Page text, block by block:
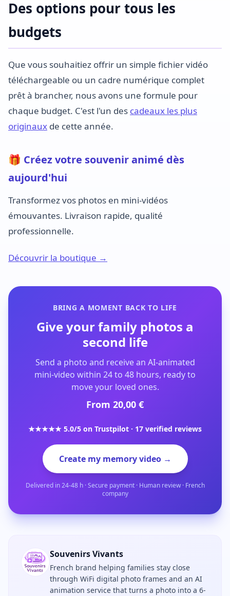
Des options pour tous les
budgets
Que vous souhaitiez offrir un simple fichier vidéo
téléchargeable ou un cadre numérique complet
prêt à brancher, nous avons une formule pour
chaque budget. C'est l'un des cadeaux les plus
originaux de cette année.
🎁 Créez votre souvenir animé dès
aujourd'hui
Transformez vos photos en mini-vidéos
émouvantes. Livraison rapide, qualité
professionnelle.
Découvrir la boutique →
BRING A MOMENT BACK TO LIFE
Give your family photos a
second life
Send a photo and receive an AI-animated
mini-video within 24 to 48 hours, ready to
move your loved ones.
From 20,00 €
★★★★★ 5.0/5 on Trustpilot · 17 verified reviews
Create my memory video →
Delivered in 24-48 h · Secure payment · Human review · French
company
Souvenirs Vivants
French brand helping families stay close
through WiFi digital photo frames and an AI
animation service that turns a photo into a 6-